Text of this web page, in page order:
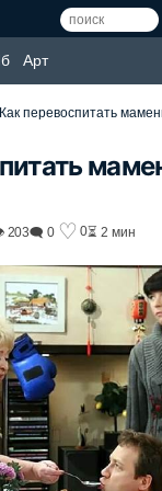
Арт
Как перевоспитать
203🗨 0 ♡ 0⏳ 2 мин